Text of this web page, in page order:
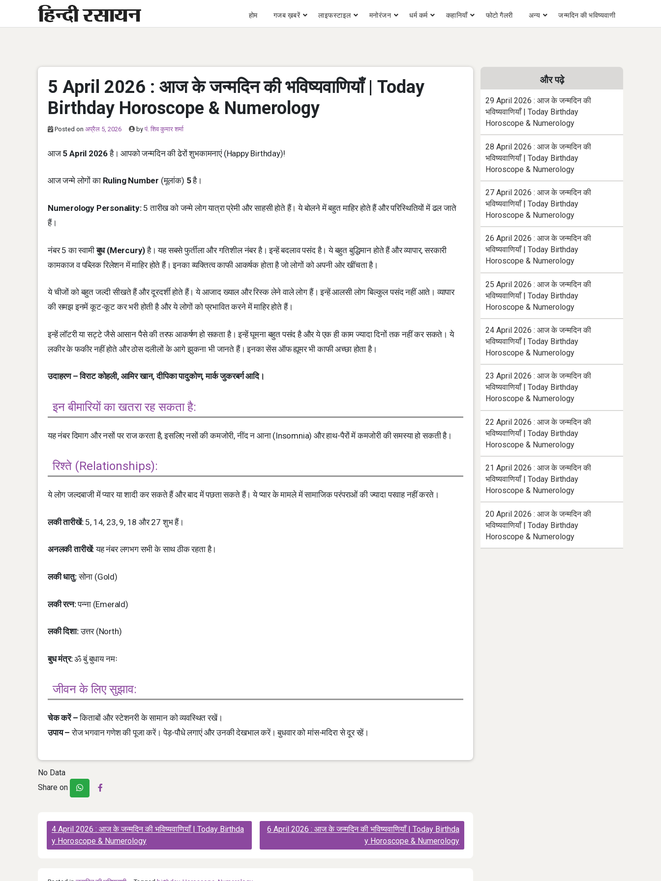
content
होम गजब ख़बरें लाइफस्टाइल मनोरंजन धर्म कर्म कहानियाँ फोटो गैलरी अन्य जन्मदिन की भविष्यवाणी
5 April 2026 : आज के जन्मदिन की भविष्यवाणियाँ | Today
Birthday Horoscope & Numerology
Posted on अप्रैल 5, 2026 by पं. शिव कुमार शर्मा
आज 5 April 2026है। आपको जन्मदिन की ढेरों शुभकामनाएं (Happy Birthday)!
आज जन्मे लोगों का Ruling Number (मूलांक) 5है।
Numerology Personality:5 तारीख को जन्मे लोग यात्रा प्रेमी और साहसी होते हैं। ये बोलने में बहुत माहिर होते हैं और परिस्थितियों में ढल जाते
हैं।
नंबर 5 का स्वामीबुध (Mercury)है। यह सबसे फुर्तीला और गतिशील नंबर है। इन्हें बदलाव पसंद है। ये बहुत बुद्धिमान होते हैं और व्यापार, सरकारी
कामकाज व पब्लिक रिलेशन में माहिर होते हैं। इनका व्यक्तित्व काफी आकर्षक होता है जो लोगों को अपनी ओर खींचता है।
ये चीजों को बहुत जल्दी सीखते हैं और दूरदर्शी होते हैं। ये आजाद ख्याल और रिस्क लेने वाले लोग हैं। इन्हें आलसी लोग बिल्कुल पसंद नहीं आते। व्यापार
की समझ इनमें कूट-कूट कर भरी होती है और ये लोगों को प्रभावित करने में माहिर होते हैं।
इन्हें लॉटरी या सट्टे जैसे आसान पैसे की तरफ आकर्षण हो सकता है। इन्हें घूमना बहुत पसंद है और ये एक ही काम ज्यादा दिनों तक नहीं कर सकते। ये
लकीर के फकीर नहीं होते और ठोस दलीलों के आगे झुकना भी जानते हैं। इनका सेंस ऑफ ह्यूमर भी काफी अच्छा होता है।
उदाहरण – विराट कोहली, आमिर खान, दीपिका पादुकोण, मार्क जुकरबर्ग आदि।
इन बीमारियों का खतरा रह सकता है:
यह नंबर दिमाग और नसों पर राज करता है, इसलिए नसों की कमजोरी, नींद न आना (Insomnia) और हाथ-पैरों में कमजोरी की समस्या हो सकती है।
रिश्ते (Relationships):
ये लोग जल्दबाजी में प्यार या शादी कर सकते हैं और बाद में पछता सकते हैं। ये प्यार के मामले में सामाजिक परंपराओं की ज्यादा परवाह नहीं करते।
लकी तारीखें:5, 14, 23, 9, 18 और 27 शुभ हैं।
अनलकी तारीखें:यह नंबर लगभग सभी के साथ ठीक रहता है।
लकी धातु:सोना (Gold)
लकी रत्न:पन्ना (Emerald)
लकी दिशा:उत्तर (North)
बुध मंत्र:ॐ बुं बुधाय नमः
जीवन के लिए सुझाव:
चेक करें –किताबों और स्टेशनरी के सामान को व्यवस्थित रखें।
उपाय – रोज भगवान गणेश की पूजा करें। पेड़-पौधे लगाएं और उनकी देखभाल करें। बुधवार को मांस-मदिरा से दूर रहें।
No Data
Share on
Post
navigation
4 April 2026 : आज के जन्मदिन की भविष्यवाणियाँ | Today Birthda
y Horoscope & Numerology
6 April 2026 : आज के जन्मदिन की भविष्यवाणियाँ | Today Birthda
y Horoscope & Numerology
और पढ़े
29 April 2026 : आज के जन्मदिन की
भविष्यवाणियाँ | Today Birthday
Horoscope & Numerology
28 April 2026 : आज के जन्मदिन की
भविष्यवाणियाँ | Today Birthday
Horoscope & Numerology
27 April 2026 : आज के जन्मदिन की
भविष्यवाणियाँ | Today Birthday
Horoscope & Numerology
26 April 2026 : आज के जन्मदिन की
भविष्यवाणियाँ | Today Birthday
Horoscope & Numerology
25 April 2026 : आज के जन्मदिन की
भविष्यवाणियाँ | Today Birthday
Horoscope & Numerology
24 April 2026 : आज के जन्मदिन की
भविष्यवाणियाँ | Today Birthday
Horoscope & Numerology
23 April 2026 : आज के जन्मदिन की
भविष्यवाणियाँ | Today Birthday
Horoscope & Numerology
22 April 2026 : आज के जन्मदिन की
भविष्यवाणियाँ | Today Birthday
Horoscope & Numerology
21 April 2026 : आज के जन्मदिन की
भविष्यवाणियाँ | Today Birthday
Horoscope & Numerology
20 April 2026 : आज के जन्मदिन की
भविष्यवाणियाँ | Today Birthday
Horoscope & Numerology